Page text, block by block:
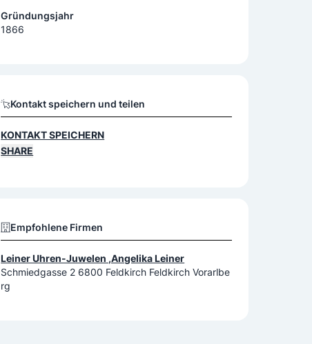
Gründungsjahr
1866
Kontakt speichern und teilen
KONTAKT SPEICHERN
SHARE
Empfohlene Firmen
Leiner Uhren-Juwelen ,Angelika Leiner
Schmiedgasse 2 6800 Feldkirch Feldkirch Vorarlbe
rg